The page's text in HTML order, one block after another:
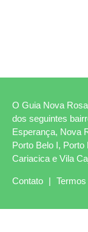
O Guia Nova
dos seguintes
Esperança, Nova
Porto Belo I,
Cariacica e Vila
Contato |